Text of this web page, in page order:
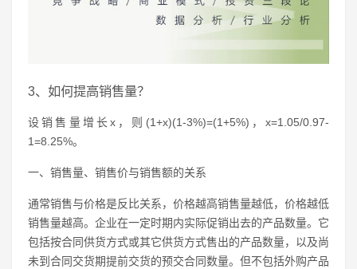
3、如何提高销售量？
设销售量增长x，则(1+x)(1-3%)=(1+5%)，x=1.05/0.97-
1=8.25%。
一、销售量、销售价与销售额的关系
通常销售与价格是反比关系，价格越高销售量越低，价格越低
销售量越高。企业在一定时期内实际促销出去的产品数量。它
包括按合同供货方式或其它供货方式售出的产品数量，以及尚
未到合同交货期提前交货的预交合同数量。但不包括外购产品